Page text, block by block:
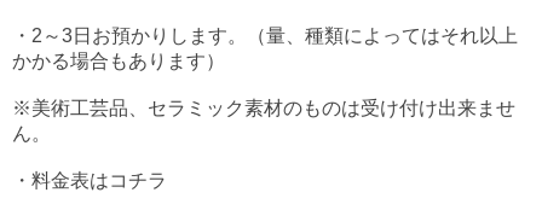
・2～3日お預かりします。（量、種類によってはそれ以上
かかる場合もあります）
※美術工芸品、セラミック素材のものは受け付け出来ませ
ん。
・料金表はコチラ